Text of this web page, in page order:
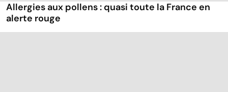
Allergies aux pollens : quasi toute la France en
alerte rouge